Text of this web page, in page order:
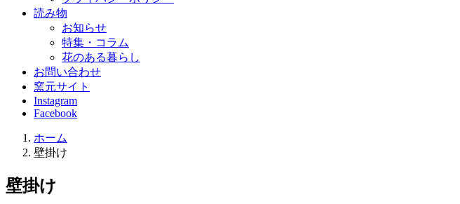
読み物
お知らせ
特集・コラム
花のある暮らし
お問い合わせ
窯元サイト
Instagram
Facebook
ホーム
壁掛け
壁掛け